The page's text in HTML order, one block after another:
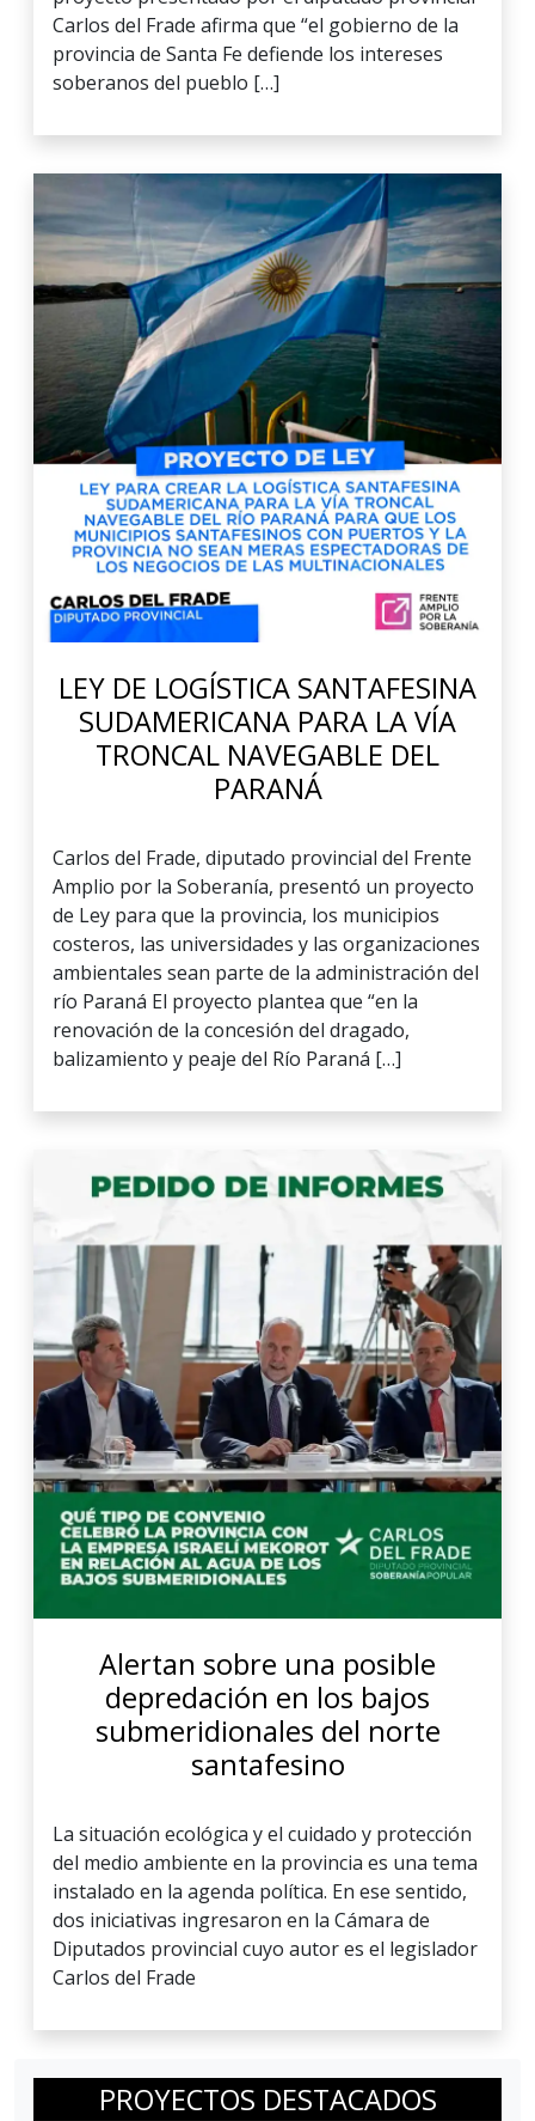
Carlos del Frade afirma que “el gobierno de la
provincia de Santa Fe defiende los intereses
soberanos del pueblo […]
LEY DE LOGÍSTICA SANTAFESINA
SUDAMERICANA PARA LA VÍA
TRONCAL NAVEGABLE DEL
PARANÁ
Carlos del Frade, diputado provincial del Frente
Amplio por la Soberanía, presentó un proyecto
de Ley para que la provincia, los municipios
costeros, las universidades y las organizaciones
ambientales sean parte de la administración del
río Paraná El proyecto plantea que “en la
renovación de la concesión del dragado,
balizamiento y peaje del Río Paraná […]
Alertan sobre una posible
depredación en los bajos
submeridionales del norte
santafesino
La situación ecológica y el cuidado y protección
del medio ambiente en la provincia es una tema
instalado en la agenda política. En ese sentido,
dos iniciativas ingresaron en la Cámara de
Diputados provincial cuyo autor es el legislador
Carlos del Frade
PROYECTOS DESTACADOS